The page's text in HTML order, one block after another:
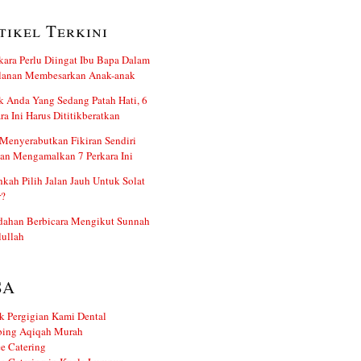
Terkini
Perlu Diingat Ibu Bapa Dalam
Membesarkan Anak-anak
Anda Yang Sedang Patah Hati, 6
Ini Harus Dititikberatkan
Fikiran Sendiri
Mengamalkan 7 Perkara Ini
Pilih Jalan Jauh Untuk Solat
Berbicara Mengikut Sunnah
Pergigian Kami Dental
Aqiqah Murah
Catering